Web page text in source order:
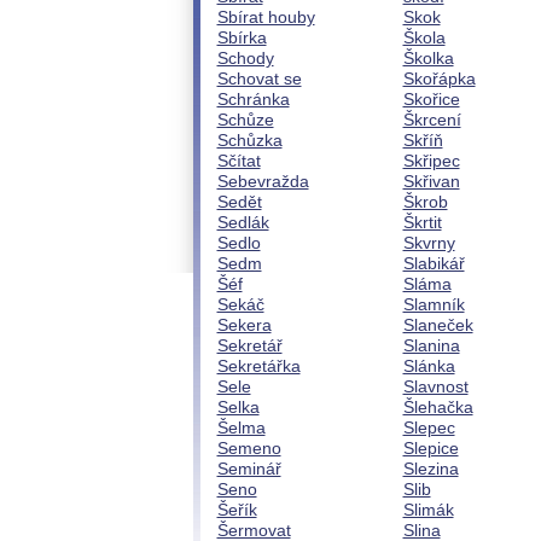
Sbírat houby
Sbírka
Schody
Schovat se
Schránka
Schůze
Schůzka
Sčítat
Sebevražda
Sedět
Sedlák
Sedlo
Sedm
Šéf
Sekáč
Sekera
Sekretář
Sekretářka
Sele
Selka
Šelma
Semeno
Seminář
Seno
Šeřík
Šermovat
Skok
Škola
Školka
Skořápka
Skořice
Škrcení
Skříň
Skřipec
Skřivan
Škrob
Škrtit
Skvrny
Slabikář
Sláma
Slamník
Slaneček
Slanina
Slánka
Slavnost
Šlehačka
Slepec
Slepice
Slezina
Slib
Slimák
Slina